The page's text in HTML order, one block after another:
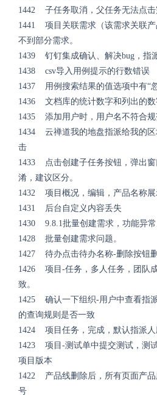
1442 子任务取消，父任务无法点击
1441 项目关联需求（该需求关联
不到部分需求。
1439 钉钉集成确认、解决bug，指
1438 csv导入用例提示的行数错误
1437 用例搜索结果的值选项中有“
1436 文档库的统计数字和列出的数
1435 添加用户时，用户名不符合
1434 云禅道我的地盘指派给我的
击
1433 点击创建子任务按钮，弹出
淆，建议区分。
1432 项目概况，编辑，产品名称展
1431 后台自定义内容丢失
1430 9.8.1批量创建需求，功能异常
1428 批量创建需求问题。
1427 待办点击待办名称-删除按钮
1426 项目-任务，多人任务，团队
致。
1425 确认一下组织-用户中查看指
的查询规则是否一致
1424 项目任务，完成，默认指派人
1423 项目-测试单中提交测试，测
项目版本
1422 产品线删除后，所有页面产
号